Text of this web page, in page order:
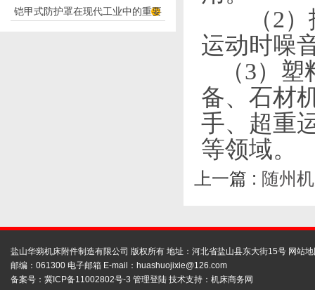
应用
铠甲式防护罩在现代工业中的重要
（2
运动时噪
（3）塑
备、石材
手、超重
等领域。
上一篇 : 随州
盐山华蒴机床附件制造有限公司 版权所有 地址：河北省盐山县东大街15号 网站
邮编：061300 电子邮箱 E-mail： huashuojixie@126.com
备案号： 冀ICP备11002802号-3 管理登陆 技术支持： 机床商务网